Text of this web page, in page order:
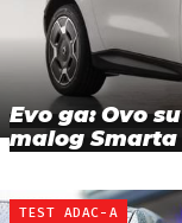
Evo ga: Ovo
malog Smarta
TEST ADAC-A